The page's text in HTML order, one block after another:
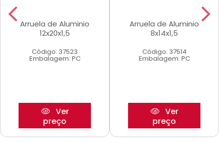
Arruela de Aluminio
12x20x1,5
Código: 37523
Embalagem: PC
Ver
preço
Arruela de Aluminio
8x14x1,5
Código: 37514
Embalagem: PC
Ver
preço